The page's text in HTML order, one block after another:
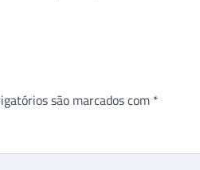
são marcados com *